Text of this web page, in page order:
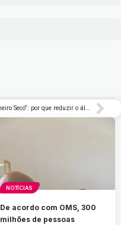
“Janeiro Seco“: por que reduzir o álcool o ano todo é importante para a saúde
NOTÍCIAS
De acordo com OMS, 300
milhões de pessoas